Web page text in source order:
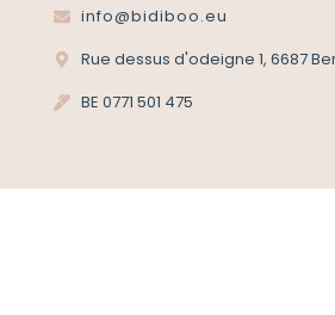
info@bidiboo.eu
Rue dessus d'odeigne 1, 6687
BE 0771 501 475